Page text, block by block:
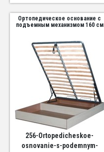
Ортопедическое основание с
подъемным механизмом 160 см
256-Ortopedicheskoe-
osnovanie-s-podemnym-